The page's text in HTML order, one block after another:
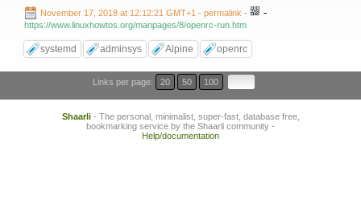
November 17, 2018 at 12:12:21 GMT+1 - permalink - -
https://www.linuxhowtos.org/manpages/8/openrc-run.htm
systemd adminsys Alpine openrc
Links per page: 20 50 100
Shaarli- The personal, minimalist, super-fast, database free,
bookmarking service by the Shaarli community -
Help/documentation